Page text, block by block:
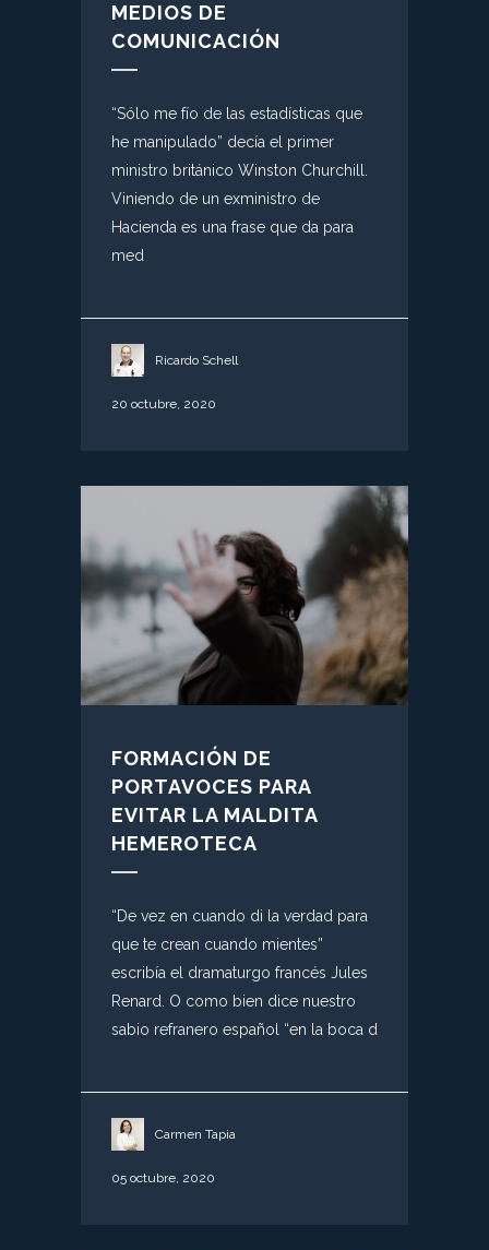
MEDIOS DE
COMUNICACIÓN
“Sólo me fío de las estadísticas que
he manipulado” decía el primer
ministro británico Winston Churchill.
Viniendo de un exministro de
Hacienda es una frase que da para
med
Ricardo Schell
20 octubre, 2020
FORMACIÓN DE
PORTAVOCES PARA
EVITAR LA MALDITA
HEMEROTECA
“De vez en cuando di la verdad para
que te crean cuando mientes”
escribía el dramaturgo francés Jules
Renard. O como bien dice nuestro
sabio refranero español “en la boca d
Carmen Tapia
05 octubre, 2020